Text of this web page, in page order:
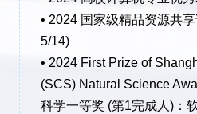
• 2024 国家级精品资源共
5/14)
• 2024 First Prize of
(SCS) Natural Science
科学一等奖 (第1完成人)：